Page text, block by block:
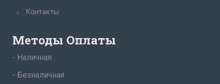
Контакты
Методы Оплаты
- Наличная
- Безналичная